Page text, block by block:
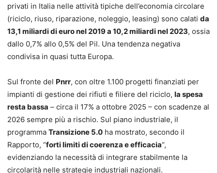
privati in Italia nelle attività tipiche dell’economia circolare
(riciclo, riuso, riparazione, noleggio, leasing) sono calati da
13,1 miliardi di euro nel 2019 a 10,2 miliardi nel 2023, ossia
dallo 0,7% allo 0,5% del Pil. Una tendenza negativa
condivisa in quasi tutta Europa.
Sul fronte del Pnrr, con oltre 1.100 progetti finanziati per
impianti di gestione dei rifiuti e filiere del riciclo, la spesa
resta bassa – circa il 17% a ottobre 2025 – con scadenze al
2026 sempre più a rischio. Sul piano industriale, il
programma Transizione 5.0 ha mostrato, secondo il
Rapporto, “forti limiti di coerenza e efficacia“,
evidenziando la necessità di integrare stabilmente la
circolarità nelle strategie industriali nazionali.